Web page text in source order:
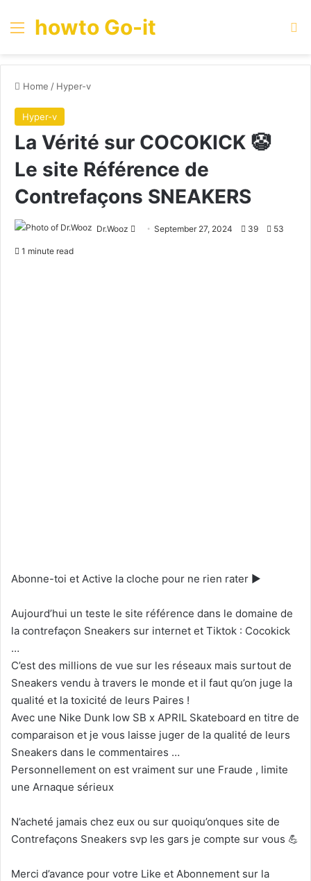
Menu
howto Go-it
Home / Hyper-v
Hyper-v
La Vérité sur COCOKICK 🤡
Le site Référence de
Contrefaçons SNEAKERS
Dr.Wooz
SendSeptember 27, 2024 39 53
1 minute read
Abonne-toi et Active la cloche pour ne rien rater ►
Aujourd’hui un teste le site référence dans le domaine de
la contrefaçon Sneakers sur internet et Tiktok : Cocokick
…
C’est des millions de vue sur les réseaux mais surtout de
Sneakers vendu à travers le monde et il faut qu’on juge la
qualité et la toxicité de leurs Paires !
Avec une Nike Dunk low SB x APRIL Skateboard en titre de
comparaison et je vous laisse juger de la qualité de leurs
Sneakers dans le commentaires …
Personnellement on est vraiment sur une Fraude , limite
une Arnaque sérieux
N’acheté jamais chez eux ou sur quoiqu’onques site de
Contrefaçons Sneakers svp les gars je compte sur vous 💪
Merci d’avance pour votre Like et Abonnement sur la